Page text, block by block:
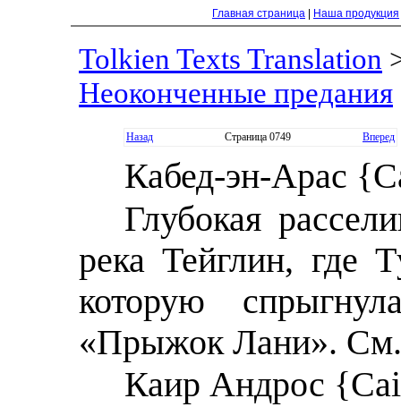
Главная страница Наша продукция
Tolkien Texts Translation
Неоконченные предания
Назад Страница 0749 Вперед
Кабед-эн-Арас
Глубокая
река Тейглин, где
которую
«Прыжок Лани».
Каир Андрос